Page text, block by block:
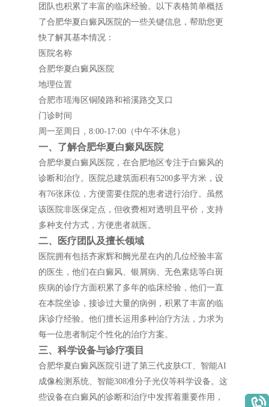
团队也积累了丰富的临床经验。以下表格简单概括
了合肥华夏白癜风医院的一些关键信息，帮助您更
快了解其基本情况：
医院名称
合肥华夏白癜风医院
地理位置
合肥市瑶海区铜陵路和裕溪路交叉口
门诊时间
周一至周日，8:00-17:00（中午不休息）
一、了解合肥华夏白癜风医院
合肥华夏白癜风医院，在合肥地区专注于白癜风的
诊断和治疗。医院总建筑面积有5200多平方米，设
有76张床位，方便需要住院的患者进行治疗。虽然
该医院非医保定点，但收费相对透明且平价，支持
多种支付方式，方便患者就医。
二、医疗团队及擅长领域
医院拥有包括齐家辉和阙光星在内的几位经验丰富
的医生，他们在白癜风、银屑病、无色素痣等白斑
疾病的诊疗方面积累了多年的临床经验，他们一直
在本院坐诊，接诊过大量的病例，积累了丰富的临
床诊疗经验。他们擅长运用多种治疗方法，力求为
每一位患者制定个性化的治疗方案。
三、科学设备与诊疗项目
合肥华夏白癜风医院引进了第三代皮肤CT、智能AI
成像检测系统、智能308准分子光仪等科学设备。这
些设备在白癜风的诊断和治疗中发挥着重要作用，